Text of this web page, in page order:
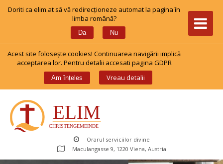
Doriti ca elim.at să vă redirecționeze automat la pagina în
limba română?
Da Nu
Acest site foloseşte cookies! Continuarea navigării implică
acceptarea lor. Pentru detalii accesati pagina GDPR
Am înțele Vreau detalii
Orarul serviciilor divine
Maculangasse 9, 1220 Viena, Austria